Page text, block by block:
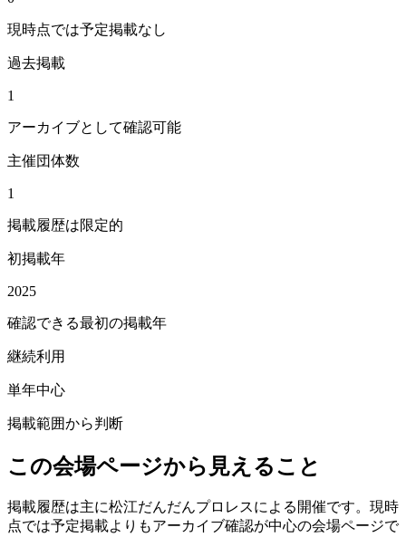
現時点では予定掲載なし
過去掲載
1
アーカイブとして確認可能
主催団体数
1
掲載履歴は限定的
初掲載年
2025
確認できる最初の掲載年
継続利用
単年中心
掲載範囲から判断
この会場ページから見えること
掲載履歴は主に松江だんだんプロレスによる開催です。現時
点では予定掲載よりもアーカイブ確認が中心の会場ページで